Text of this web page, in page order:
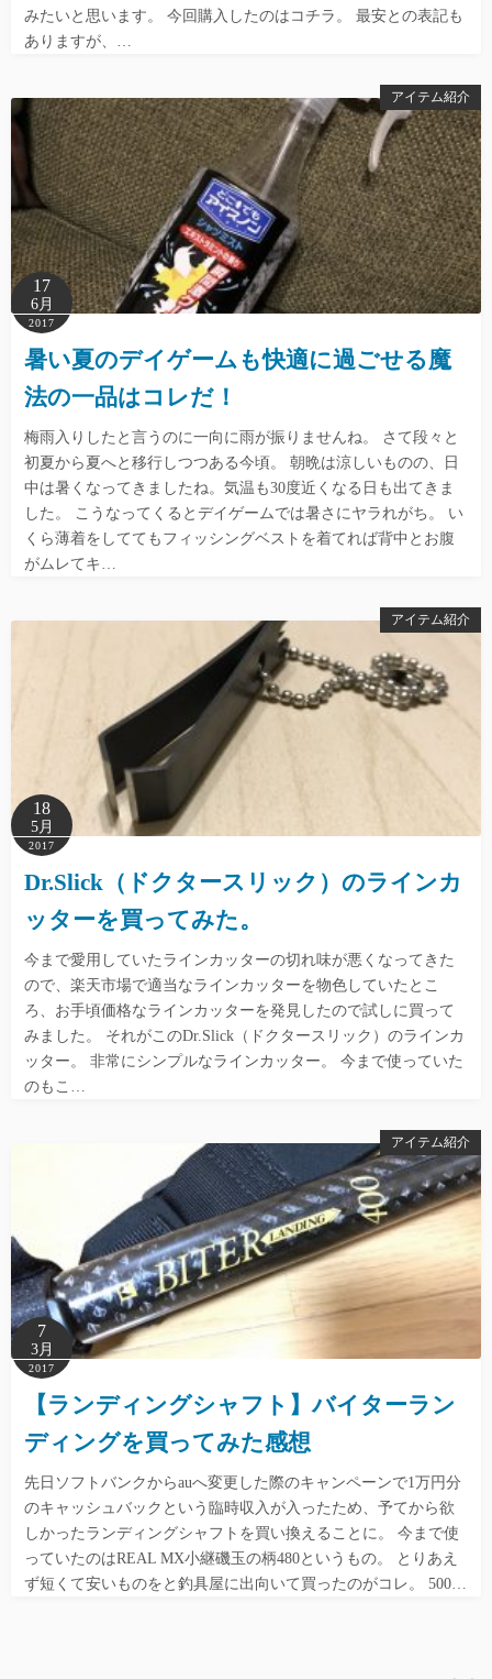
みたいと思います。 今回購入したのはコチラ。 最安との表記も
ありますが、…
アイテム紹介
17
6月
2017
暑い夏のデイゲームも快適に過ごせる魔
法の一品はコレだ！
梅雨入りしたと言うのに一向に雨が振りませんね。 さて段々と
初夏から夏へと移行しつつある今頃。 朝晩は涼しいものの、日
中は暑くなってきましたね。気温も30度近くなる日も出てきま
した。 こうなってくるとデイゲームでは暑さにヤラれがち。 い
くら薄着をしててもフィッシングベストを着てれば背中とお腹
がムレてキ…
アイテム紹介
18
5月
2017
Dr.Slick（ドクタースリック）のラインカ
ッターを買ってみた。
今まで愛用していたラインカッターの切れ味が悪くなってきた
ので、楽天市場で適当なラインカッターを物色していたとこ
ろ、お手頃価格なラインカッターを発見したので試しに買って
みました。 それがこのDr.Slick（ドクタースリック）のラインカ
ッター。 非常にシンプルなラインカッター。 今まで使っていた
のもこ…
アイテム紹介
7
3月
2017
【ランディングシャフト】バイターラン
ディングを買ってみた感想
先日ソフトバンクからauへ変更した際のキャンペーンで1万円分
のキャッシュバックという臨時収入が入ったため、予てから欲
しかったランディングシャフトを買い換えることに。 今まで使
っていたのはREAL MX小継磯玉の柄480というもの。 とりあえ
ず短くて安いものをと釣具屋に出向いて買ったのがコレ。 500…